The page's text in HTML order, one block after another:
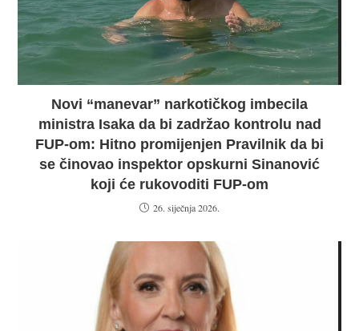
Novi “manevar” narkotičkog imbecila
ministra Isaka da bi zadržao kontrolu nad
FUP-om: Hitno promijenjen Pravilnik da bi
se činovao inspektor opskurni Sinanović
koji će rukovoditi FUP-om
26. siječnja 2026.